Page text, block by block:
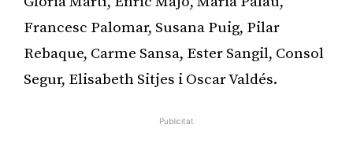
Francesc Palomar, Susana Puig, Pilar
Rebaque, Carme Sansa, Ester Sangil, Consol
Segur, Elisabeth Sitjes i Oscar Valdés.
Publicitat